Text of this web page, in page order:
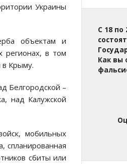
Украины
объектам и
регионах, в том
в Крыму.
Белгородской –
над Калужской
мобильных
спланированная
сбиты или
С 18 по
Как вы